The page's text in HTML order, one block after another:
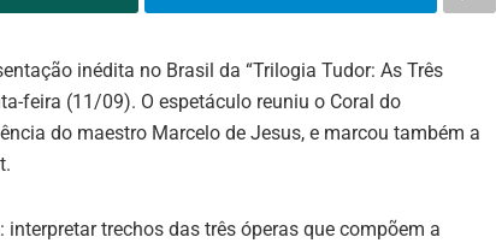
inédita no Brasil da “Trilogia Tudor: As Três
feira (11/09). O espetáculo reuniu o Coral do
do maestro Marcelo de Jesus, e marcou também a
trechos das três óperas que compõem a